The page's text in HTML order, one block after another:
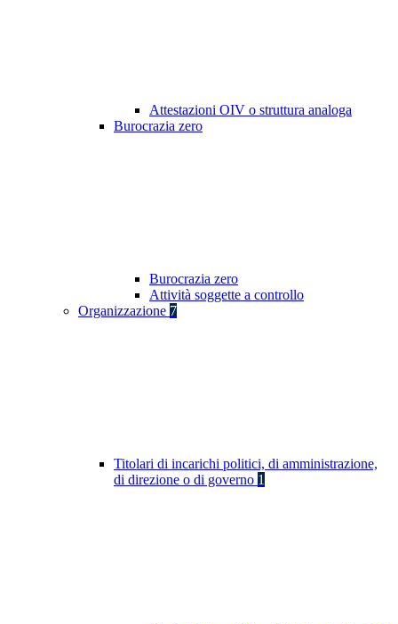
Attestazioni OIV o struttura analoga
Burocrazia zero
Burocrazia zero
Attività soggette a controllo
Organizzazione 7
Titolari di incarichi politici, di amministrazione,
di direzione o di governo 1